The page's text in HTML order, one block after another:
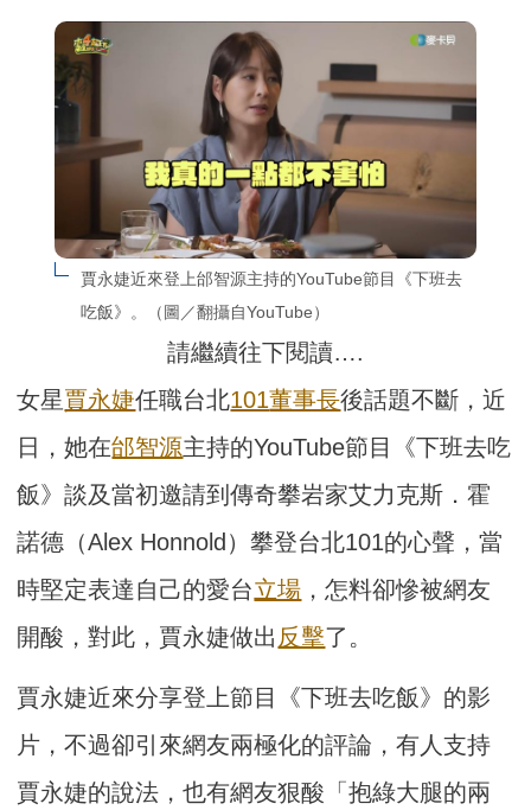
賈永婕近來登上邰智源主持的YouTube節目《下班去
吃飯》。（圖／翻攝自YouTube）
請繼續往下閱讀….
女星賈永婕任職台北101董事長後話題不斷，近
日，她在邰智源主持的YouTube節目《下班去吃
飯》談及當初邀請到傳奇攀岩家艾力克斯．霍
諾德（Alex Honnold）攀登台北101的心聲，當
時堅定表達自己的愛台立場 ，怎料卻慘被網友
開酸，對此，賈永婕做出 反擊了。
賈永婕近來分享登上節目《下班去吃飯》的影
片，不過卻引來網友兩極化的評論，有人支持
賈永婕的說法，也有網友狠酸「抱綠大腿的兩